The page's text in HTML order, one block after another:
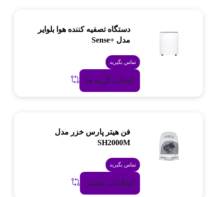
دستگاه تصفیه کننده هوا بلوایر
مدل +Sense
تماس بگیرید
انتخاب گزینه ها
فن هیتر پارس خزر مدل
SH2000M
تماس بگیرید
اطلاعات بیشتر